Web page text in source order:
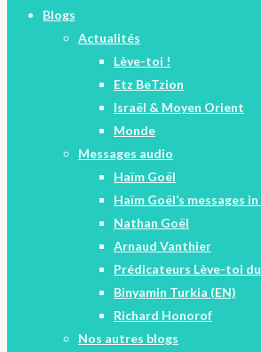
Blogs
Actualités
Lève-toi !
Etz BeTzion
Israël & Moyen Orient
Monde
Messages audio
Haïm Goël
Haïm Goël’s messages
Nathan Goël
Arnaud Vanthier
Prédicateurs Lève-toi
Binyamin Turkia (EN)
Richard Honorof
Nos autres blogs